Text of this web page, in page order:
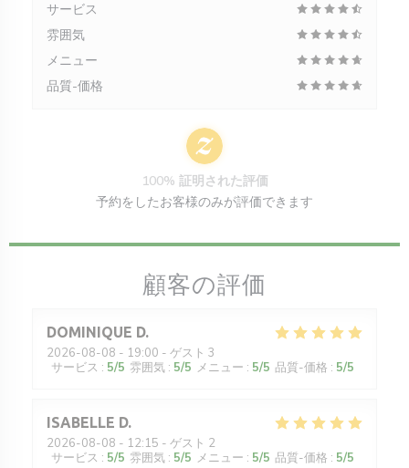
顧客の評価
DOMINIQUE D
2026-08-08 - 19:00 - ゲスト 3
サービス : 5/5 雰囲気 : 5/5 メニュー : 5/5 品質-価格 : 5/5
ISABELLE D
2026-08-08 - 12:15 - ゲスト 2
サービス : 5/5 雰囲気 : 5/5 メニュー : 5/5 品質-価格 : 5/5
サービス
雰囲気
メニュー
品質-価格
100% 証明された評価
予約をしたお客様のみが評価できます